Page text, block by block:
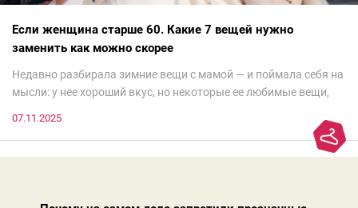
Если женщина старше 60. Какие 7 вещей нужно
заменить как можно скорее
Недавно разбирала зимние вещи с мамой — и поймала себя на
мысли: у нее хороший вкус, но некоторые ее любимые вещи,
моды. Вовсе нет.Проблема в том, что сама мода сделала шаг
07.11.2025